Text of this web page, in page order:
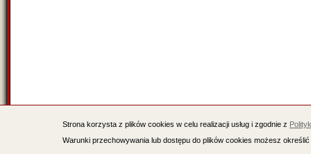
Strona korzysta z plików cookies w celu realizacji usług i zgodnie z
Warunki przechowywania lub dostępu do plików cookies możesz